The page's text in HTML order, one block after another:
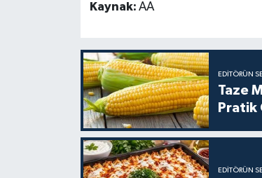
Kaynak: AA
EDITÖRÜN
Taze
Pratik
EDITÖRÜN